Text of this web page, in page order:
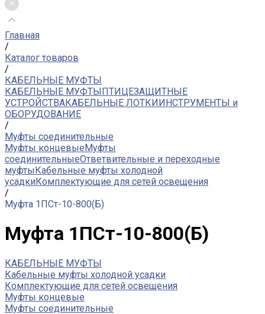
Главная
/
Каталог товаров
/
КАБЕЛЬНЫЕ МУФТЫ
КАБЕЛЬНЫЕ МУФТЫПТИЦЕЗАЩИТНЫЕ
УСТРОЙСТВАКАБЕЛЬНЫЕ ЛОТКИИНСТРУМЕНТЫ и
ОБОРУДОВАНИЕ
/
Муфты соединительные
Муфты концевыеМуфты
соединительныеОтветвительные и переходные
муфтыКабельные муфты холодной
усадкиКомплектующие для сетей освещения
/
Муфта 1ПСт-10-800(Б)
Муфта 1ПСт-10-800(Б)
КАБЕЛЬНЫЕ МУФТЫ
Кабельные муфты холодной усадки
Комплектующие для сетей освещения
Муфты концевые
Муфты соединительные